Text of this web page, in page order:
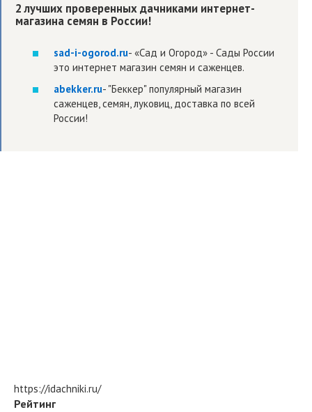
2 лучших проверенных дачниками интернет-
магазина семян в России!
sad-i-ogorod.ru- «Сад и Огород» - Сады России
это интернет магазин семян и саженцев.
abekker.ru- "Беккер" популярный магазин
саженцев, семян, луковиц, доставка по всей
России!
https://idachniki.ru/
Рейтинг